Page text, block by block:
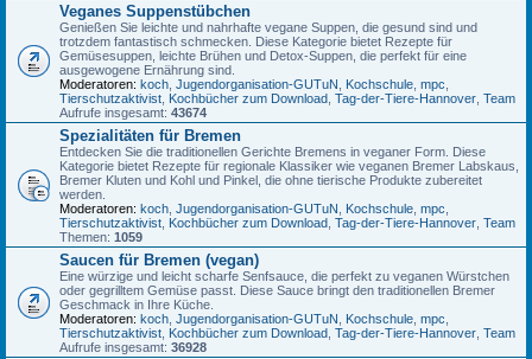
Veganes Suppenstübchen
Genießen Sie leichte und nahrhafte vegane Suppen, die gesund sind und
trotzdem fantastisch schmecken. Diese Kategorie bietet Rezepte für
Gemüsesuppen, leichte Brühen und Detox-Suppen, die perfekt für eine
ausgewogene Ernährung sind.
Moderatoren: koch Jugendorganisation-GUTuN Kochschule mpc
Tierschutzaktivist Kochbücher zum Download Tag-der-Tiere-Hannover Team
Aufrufe insgesamt: 43674
Spezialitäten für Bremen
Entdecken Sie die traditionellen Gerichte Bremens in veganer Form. Diese
Kategorie bietet Rezepte für regionale Klassiker wie veganen Bremer Labskaus,
Bremer Kluten und Kohl und Pinkel, die ohne tierische Produkte zubereitet
werden.
Moderatoren: koch Jugendorganisation-GUTuN Kochschule mpc
Tierschutzaktivist Kochbücher zum Download Tag-der-Tiere-Hannover Team
Themen: 1059
Saucen für Bremen (vegan)
Eine würzige und leicht scharfe Senfsauce, die perfekt zu veganen Würstchen
oder gegrilltem Gemüse passt. Diese Sauce bringt den traditionellen Bremer
Geschmack in Ihre Küche.
Moderatoren: koch Jugendorganisation-GUTuN Kochschule mpc
Tierschutzaktivist Kochbücher zum Download Tag-der-Tiere-Hannover Team
Aufrufe insgesamt: 36928